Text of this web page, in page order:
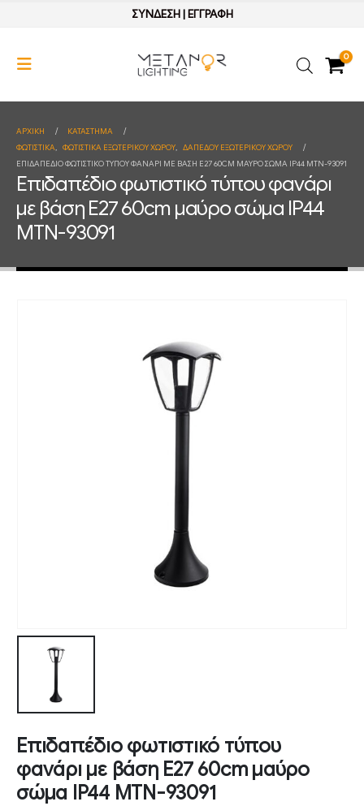
ΣΥΝΔΕΣΗ| ΕΓΓΡΑΦΗ
0
ΑΡΧΙΚΉ
ΚΑΤΆΣΤΗΜΑ
ΦΩΤΙΣΤΙΚΑ, ΦΩΤΙΣΤΙΚΑ ΕΞΩΤΕΡΙΚΟΥ ΧΩΡΟΥ, ΔΑΠΕΔΟΥ ΕΞΩΤΕΡΙΚΟΥ ΧΩΡΟΥ
ΕΠΙΔΑΠΈΔΙΟ ΦΩΤΙΣΤΙΚΌ ΤΎΠΟΥ ΦΑΝΆΡΙ ΜΕ ΒΆΣΗ E27 60CM ΜΑΎΡΟ ΣΏΜΑ IP44 MTN-93091
Επιδαπέδιο φωτιστικό τύπου φανάρι
με βάση E27 60cm μαύρο σώμα IP44
MTN-93091
Επιδαπέδιο φωτιστικό τύπου
φανάρι με βάση E27 60cm μαύρο
σώμα IP44 MTN-93091